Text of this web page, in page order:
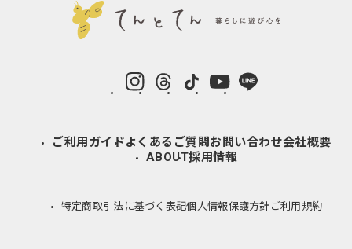
instagramThreads LINE
ご利用ガイドよくあるご質問 お問い合わせ会社概要
ABOUT採用情報
特定商取引法に基づく表記個人情報保護方針 ご利用規約